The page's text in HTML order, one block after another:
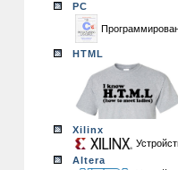
PC
HTML
Xilinx
Altera